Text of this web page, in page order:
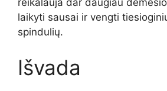
reikalauja dar daugiau
laikyti sausai ir vengti
spindulių.
Išvada